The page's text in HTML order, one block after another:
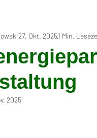
27. Okt. 20251 Min.
2025